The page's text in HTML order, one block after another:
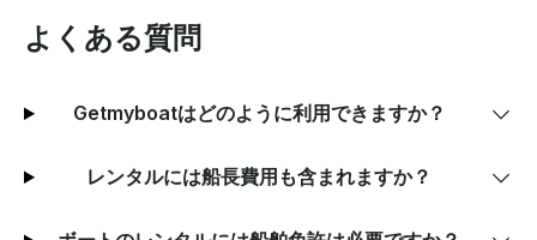
よくある質問
Getmyboatはどのように利用できますか？
レンタルには船長費用も含まれますか？